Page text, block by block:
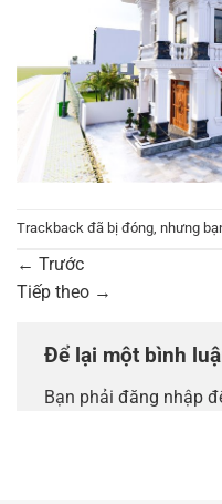
Trackback đã bị đóng, nhưng
← Trước
Tiếp theo →
Để lại một bình
Bạn phải đăng nhập